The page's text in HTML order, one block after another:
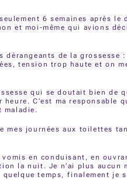
6 semaines après le
et moi-même qui avions
dérangeants de la grossesse :
tension trop haute et on
qui se doutait bien de
C’est ma responsable
maladie.
mes journées aux toilettes
vomis en conduisant, en
la nuit. Je n’ai plus aucun
temps, finalement je